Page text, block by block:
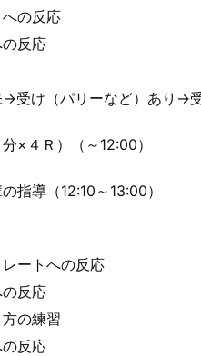
への反応
の反応
→受け（パリーなど）あり→
×４Ｒ）（～12:00）
指導（12:10～13:00）
レートへの反応
の反応
方の練習
の反応
川先輩昇段おめでとうございます！